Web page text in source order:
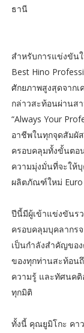
ธานี
สำหรับการแข่งขัน
Best Hino
ศักยภาพสูงสุดจาก
กล่าวสะท้อนผ่านส
“Always Your
อาชีพในทุกจุดสัมผั
ครอบคลุมทั้งขั้นตอ
ความมุ่งมั่นที่จะให้
ผลิตภัณฑ์ใหม่ Euro
ปีนี้มีผู้เข้าแข่งขันร
ครอบคลุมบุคลากร
เป็นกำลังสำคัญขอ
ของทุกท่านสะท้อน
ความรู้ และทัศนคติ
ทุกมิติ
ทั้งนี้ คุณยูมิโกะ คา